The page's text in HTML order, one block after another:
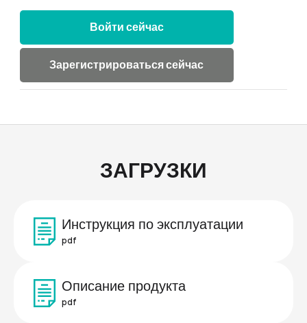
Войти сейчас
Зарегистрироваться сейчас
ЗАГРУЗКИ
Инструкция по эксплуатации
pdf
Описание продукта
pdf